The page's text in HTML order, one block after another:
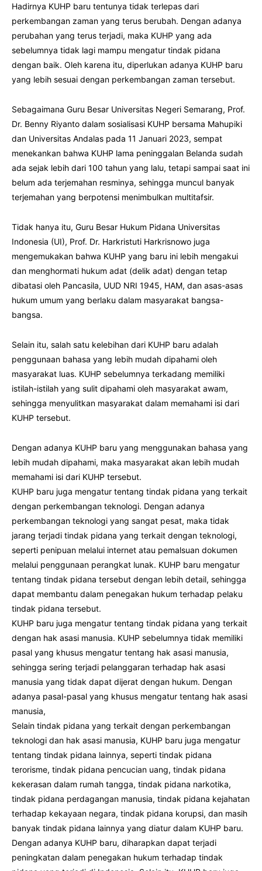
Hadirnya KUHP baru tentunya tidak terlepas dari
perkembangan zaman yang terus berubah. Dengan adanya
perubahan yang terus terjadi, maka KUHP yang ada
sebelumnya tidak lagi mampu mengatur tindak pidana
dengan baik. Oleh karena itu, diperlukan adanya KUHP baru
yang lebih sesuai dengan perkembangan zaman tersebut.
Sebagaimana Guru Besar Universitas Negeri Semarang, Prof.
Dr. Benny Riyanto dalam sosialisasi KUHP bersama Mahupiki
dan Universitas Andalas pada 11 Januari 2023, sempat
menekankan bahwa KUHP lama peninggalan Belanda sudah
ada sejak lebih dari 100 tahun yang lalu, tetapi sampai saat ini
belum ada terjemahan resminya, sehingga muncul banyak
terjemahan yang berpotensi menimbulkan multitafsir.
Tidak hanya itu, Guru Besar Hukum Pidana Universitas
Indonesia (UI), Prof. Dr. Harkristuti Harkrisnowo juga
mengemukakan bahwa KUHP yang baru ini lebih mengakui
dan menghormati hukum adat (delik adat) dengan tetap
dibatasi oleh Pancasila, UUD NRI 1945, HAM, dan asas-asas
hukum umum yang berlaku dalam masyarakat bangsa-
bangsa.
Selain itu, salah satu kelebihan dari KUHP baru adalah
penggunaan bahasa yang lebih mudah dipahami oleh
masyarakat luas. KUHP sebelumnya terkadang memiliki
istilah-istilah yang sulit dipahami oleh masyarakat awam,
sehingga menyulitkan masyarakat dalam memahami isi dari
KUHP tersebut.
Dengan adanya KUHP baru yang menggunakan bahasa yang
lebih mudah dipahami, maka masyarakat akan lebih mudah
memahami isi dari KUHP tersebut.
KUHP baru juga mengatur tentang tindak pidana yang terkait
dengan perkembangan teknologi. Dengan adanya
perkembangan teknologi yang sangat pesat, maka tidak
jarang terjadi tindak pidana yang terkait dengan teknologi,
seperti penipuan melalui internet atau pemalsuan dokumen
melalui penggunaan perangkat lunak. KUHP baru mengatur
tentang tindak pidana tersebut dengan lebih detail, sehingga
dapat membantu dalam penegakan hukum terhadap pelaku
tindak pidana tersebut.
KUHP baru juga mengatur tentang tindak pidana yang terkait
dengan hak asasi manusia. KUHP sebelumnya tidak memiliki
pasal yang khusus mengatur tentang hak asasi manusia,
sehingga sering terjadi pelanggaran terhadap hak asasi
manusia yang tidak dapat dijerat dengan hukum. Dengan
adanya pasal-pasal yang khusus mengatur tentang hak asasi
manusia,
Selain tindak pidana yang terkait dengan perkembangan
teknologi dan hak asasi manusia, KUHP baru juga mengatur
tentang tindak pidana lainnya, seperti tindak pidana
terorisme, tindak pidana pencucian uang, tindak pidana
kekerasan dalam rumah tangga, tindak pidana narkotika,
tindak pidana perdagangan manusia, tindak pidana kejahatan
terhadap kekayaan negara, tindak pidana korupsi, dan masih
banyak tindak pidana lainnya yang diatur dalam KUHP baru.
Dengan adanya KUHP baru, diharapkan dapat terjadi
peningkatan dalam penegakan hukum terhadap tindak